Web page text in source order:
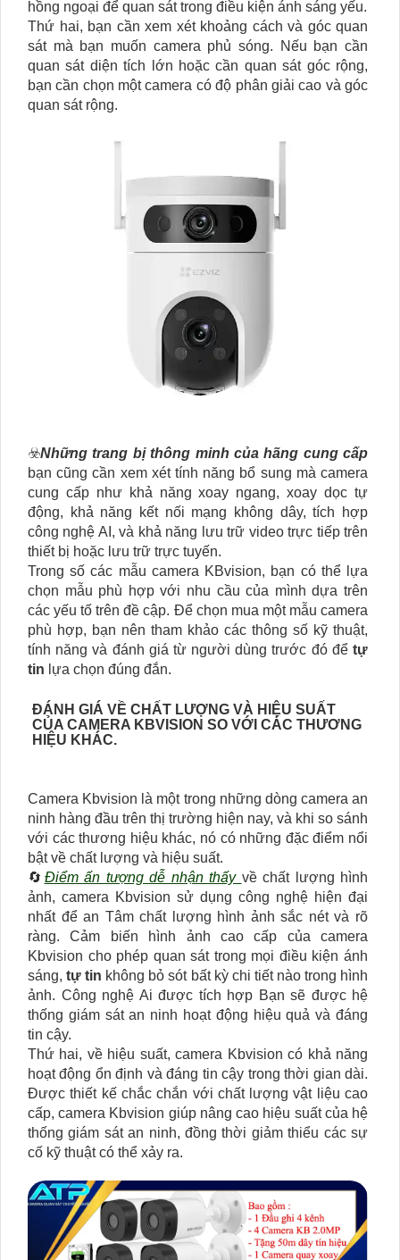
hồng ngoại để quan sát trong điều kiện ánh sáng yếu.
Thứ hai, bạn cần xem xét khoảng cách và góc quan
sát mà bạn muốn camera phủ sóng. Nếu bạn cần
quan sát diện tích lớn hoặc cần quan sát góc rộng,
bạn cần chọn một camera có độ phân giải cao và góc
quan sát rộng.
☣️Những trang bị thông minh của hãng cung cấp
bạn cũng cần xem xét tính năng bổ sung mà camera
cung cấp như khả năng xoay ngang, xoay dọc tự
động, khả năng kết nối mạng không dây, tích hợp
công nghệ AI, và khả năng lưu trữ video trực tiếp trên
thiết bị hoặc lưu trữ trực tuyến.
Trong số các mẫu camera KBvision, bạn có thể lựa
chọn mẫu phù hợp với nhu cầu của mình dựa trên
các yếu tố trên đề cập. Để chọn mua một mẫu camera
phù hợp, bạn nên tham khảo các thông số kỹ thuật,
tính năng và đánh giá từ người dùng trước đó để tự
tin lựa chọn đúng đắn.
ĐÁNH GIÁ VỀ CHẤT LƯỢNG VÀ HIỆU SUẤT
CỦA CAMERA KBVISION SO VỚI CÁC THƯƠNG
HIỆU KHÁC.
Camera Kbvision là một trong những dòng camera an
ninh hàng đầu trên thị trường hiện nay, và khi so sánh
với các thương hiệu khác, nó có những đặc điểm nổi
bật về chất lượng và hiệu suất.
🔄 Điểm ấn tượng dễ nhận thấy về chất lượng hình
ảnh, camera Kbvision sử dụng công nghệ hiện đại
nhất để an Tâm chất lượng hình ảnh sắc nét và rõ
ràng. Cảm biến hình ảnh cao cấp của camera
Kbvision cho phép quan sát trong mọi điều kiện ánh
sáng,tự tin không bỏ sót bất kỳ chi tiết nào trong hình
ảnh. Công nghệ Ai được tích hợp Bạn sẽ được hệ
thống giám sát an ninh hoạt động hiệu quả và đáng
tin cậy.
Thứ hai, về hiệu suất, camera Kbvision có khả năng
hoạt động ổn định và đáng tin cậy trong thời gian dài.
Được thiết kế chắc chắn với chất lượng vật liệu cao
cấp, camera Kbvision giúp nâng cao hiệu suất của hệ
thống giám sát an ninh, đồng thời giảm thiểu các sự
cố kỹ thuật có thể xảy ra.